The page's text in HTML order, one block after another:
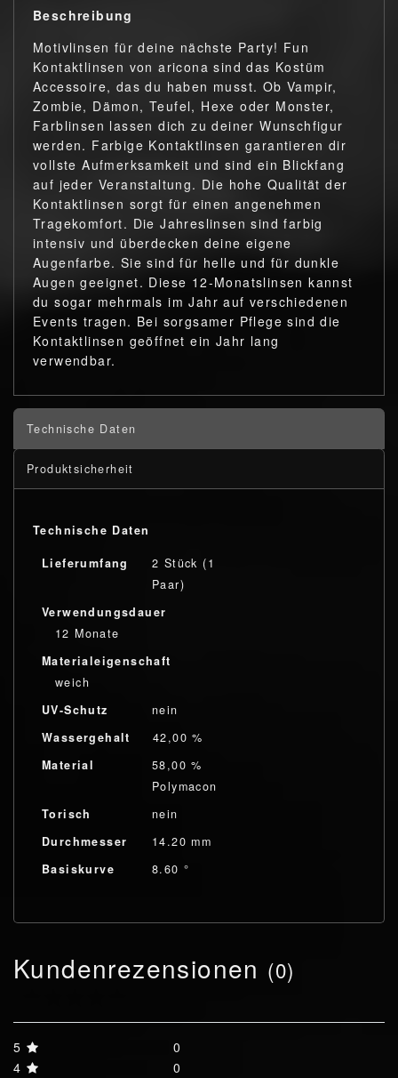
Beschreibung
Motivlinsen für deine nächste Party! Fun
Kontaktlinsen von aricona sind das Kostüm
Accessoire, das du haben musst. Ob Vampir,
Zombie, Dämon, Teufel, Hexe oder Monster,
Farblinsen lassen dich zu deiner Wunschfigur
werden. Farbige Kontaktlinsen garantieren dir
vollste Aufmerksamkeit und sind ein Blickfang
auf jeder Veranstaltung. Die hohe Qualität der
Kontaktlinsen sorgt für einen angenehmen
Tragekomfort. Die Jahreslinsen sind farbig
intensiv und überdecken deine eigene
Augenfarbe. Sie sind für helle und für dunkle
Augen geeignet. Diese 12-Monatslinsen kannst
du sogar mehrmals im Jahr auf verschiedenen
Events tragen. Bei sorgsamer Pflege sind die
Kontaktlinsen geöffnet ein Jahr lang
verwendbar.
Technische Daten
Produktsicherheit
Technische Daten
Lieferumfang
2 Stück (1
Paar)
Verwendungsdauer
12 Monate
Materialeigenschaft
weich
UV-Schutz
nein
Wassergehalt
42,00 %
Material
58,00 %
Polymacon
Torisch
nein
Durchmesser
14.20 mm
Basiskurve
8.60 °
Kundenrezensionen (0)
5
0
4
0